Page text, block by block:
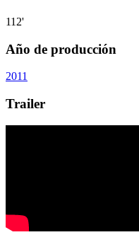
112'
Año de producción
2011
Trailer